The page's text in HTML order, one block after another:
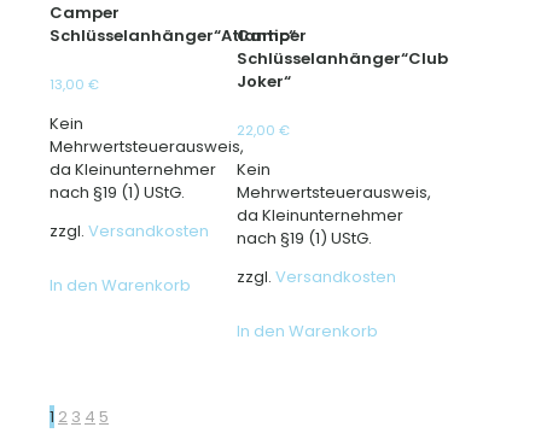
Camper
Schlüsselanhänger“Atlantic“
13,00 €
Kein
Mehrwertsteuerausweis,
da Kleinunternehmer
nach §19 (1) UStG.
zzgl. Versandkosten
In den Warenkorb
Camper
Schlüsselanhänger“Club
Joker“
22,00€
Kein
Mehrwertsteuerausweis,
da Kleinunternehmer
nach §19 (1) UStG.
zzgl.Versandkosten
In den Warenkorb
1 2 3 4 5